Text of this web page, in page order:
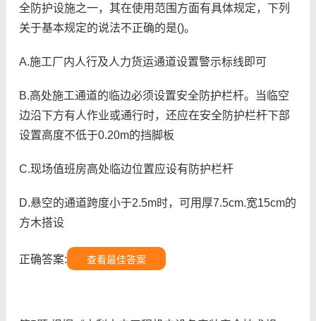
全防护设施之一，其在使用范围方面有具体规定，下列
关于基本规定的说法不正确的是()。
A.施工厂内人行及人力货运通道设置警示标线即可
B.高处施工通道的临边必须设置安全防护栏杆。当临空
边沿下方有人作业或通行时，还应在安全防护栏杆下部
设置高度不低于0.20m的挡脚板
C.现场值班房高处临边位置应设有防护栏杆
D.悬空的通道跨度小于2.5m时，可用厚7.5cm.宽15cm的
方木搭设
正确答案: 查看最佳答案